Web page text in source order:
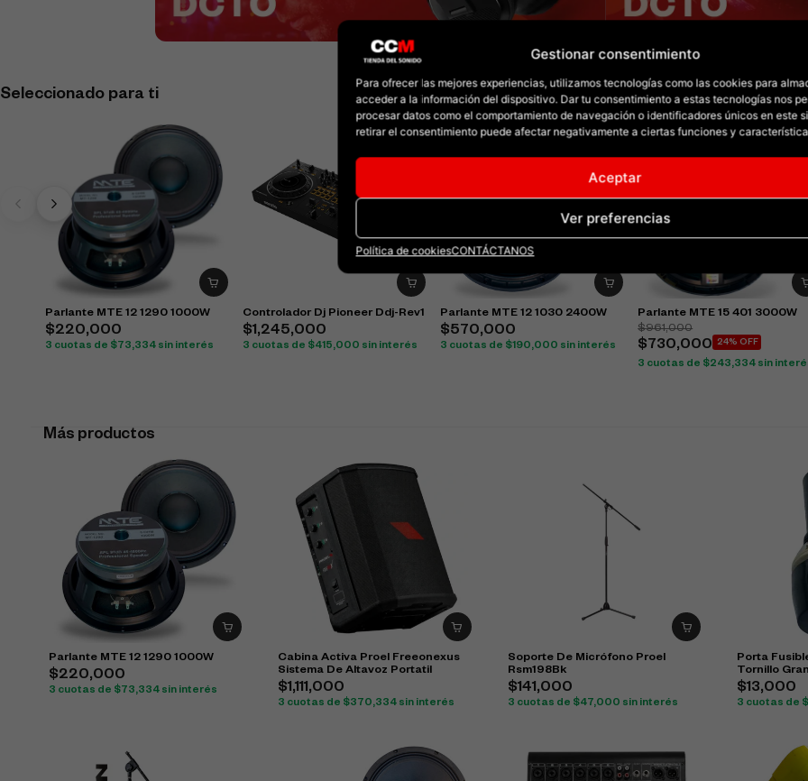
Gestionar consentimiento
Para ofrecer las mejores experiencias, utilizamos tecnologías como las cookies para
acceder a la información del dispositivo. Dar tu consentimiento a estas tecnologías nos
procesar datos como el comportamiento de navegación o identificadores únicos en este
retirar el consentimiento puede afectar negativamente a ciertas funciones y
Aceptar
Ver preferencias
Política de cookiesCONTÁCTANOS
Seleccionado para ti
Parlante MTE 12 1290 1000W
$220,000
3 cuotas de $73,334sin interés
Controlador Dj Pioneer Ddj-Rev1
$1,245,000
3 cuotas de $415,000 sin interés
Parlante MTE 12 1030 2400W
$570,000
3 cuotas de $190,000 sin interés
Parlante MTE 15 401 3000W
$961,000
$ 730,000 24% OFF
3 cuotas de $243,334 sin
Más productos
Parlante MTE 12 1290 1000W
$220,000
3 cuotas de $ 73,334 sin interés
Cabina Activa Proel Freeonexus
Sistema De Altavoz Portatil
$1,111,000
3 cuotas de $370,334 sin interés
Soporte De Micrófono Proel
Rsm198Bk
$141,000
3 cuotas de $47,000 sin interés
Porta
Tornillo
$13,000
3 cuotas de $